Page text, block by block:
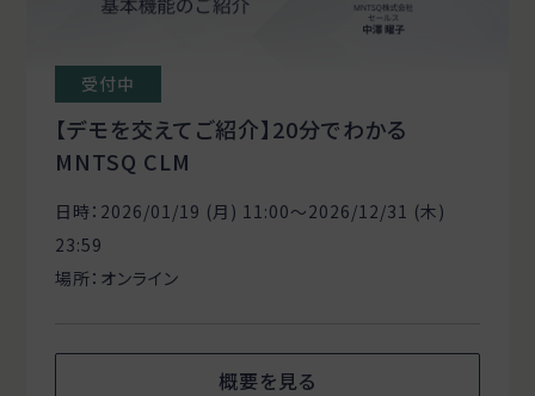
受付中
【デモを交えてご紹介】20分でわかる
MNTSQ CLM
日時：2026/01/19 (月) 11:00〜2026/12/31 (木)
23:59
場所：オンライン
概要を見る